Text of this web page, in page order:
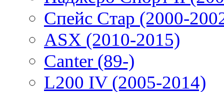
Спейс Стар (2000-
ASX (2010-2015)
Canter (89-)
L200 IV (2005-2014)